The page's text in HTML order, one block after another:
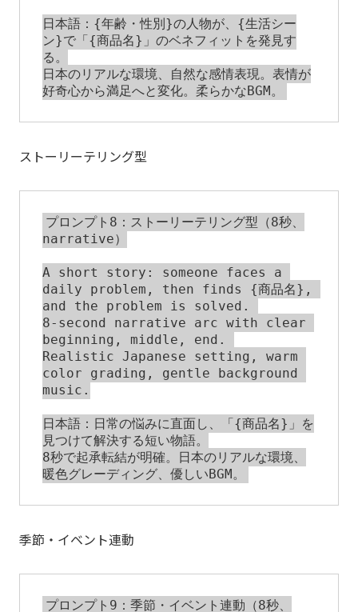
日本語：{年齢・性別}の人物が、{生活シー
ン}で「{商品名}」のベネフィットを発見す
る。
日本のリアルな環境、自然な感情表現。表情が
ストーリーテリング型
プロンプト8：ストーリーテリング型（8秒、
narrative）
A short story: someone faces a
daily problem, then finds {商品名},
and the problem is solved.
8-second narrative arc with clear
beginning, middle, end.
Realistic Japanese setting, warm
color grading, gentle background
music.
日本語：日常の悩みに直面し、「{商品名}」を
見つけて解決する短い物語。
8秒で起承転結が明確。日本のリアルな環境、
季節・イベント連動
プロンプト9：季節・イベント連動（8秒、